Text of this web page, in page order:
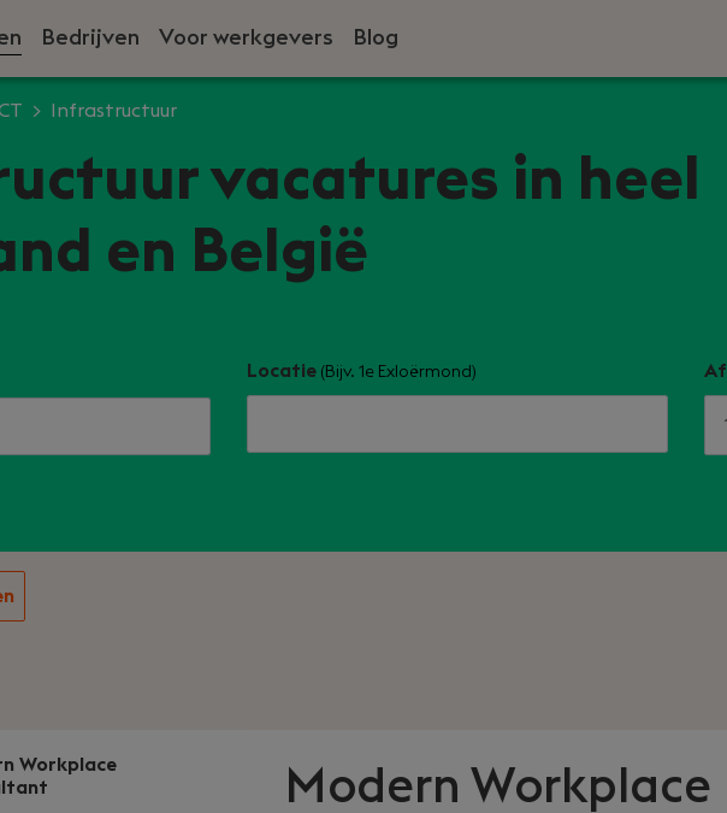
Bedrijven Voor werkgevers Blog
Infrastructuur
vacatures in heel
en België
Locatie (Bijv. 1e Exloërmond)
Workplace
Modern Workplace